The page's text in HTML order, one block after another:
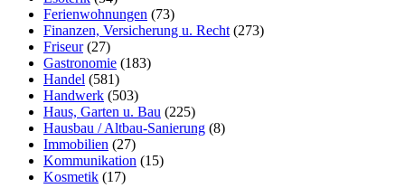
Ferienwohnungen (73)
Finanzen, Versicherung u. Recht (273)
Friseur(27)
Gastronomie (183)
Handel (581)
Handwerk (503)
Haus, Garten u. Bau (225)
Hausbau / Altbau-Sanierung (8)
Immobilien (27)
Kommunikation (15)
Kosmetik (17)